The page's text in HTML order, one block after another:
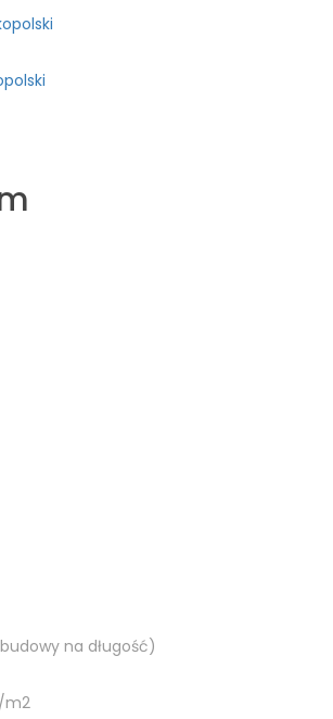
na długość)
m2